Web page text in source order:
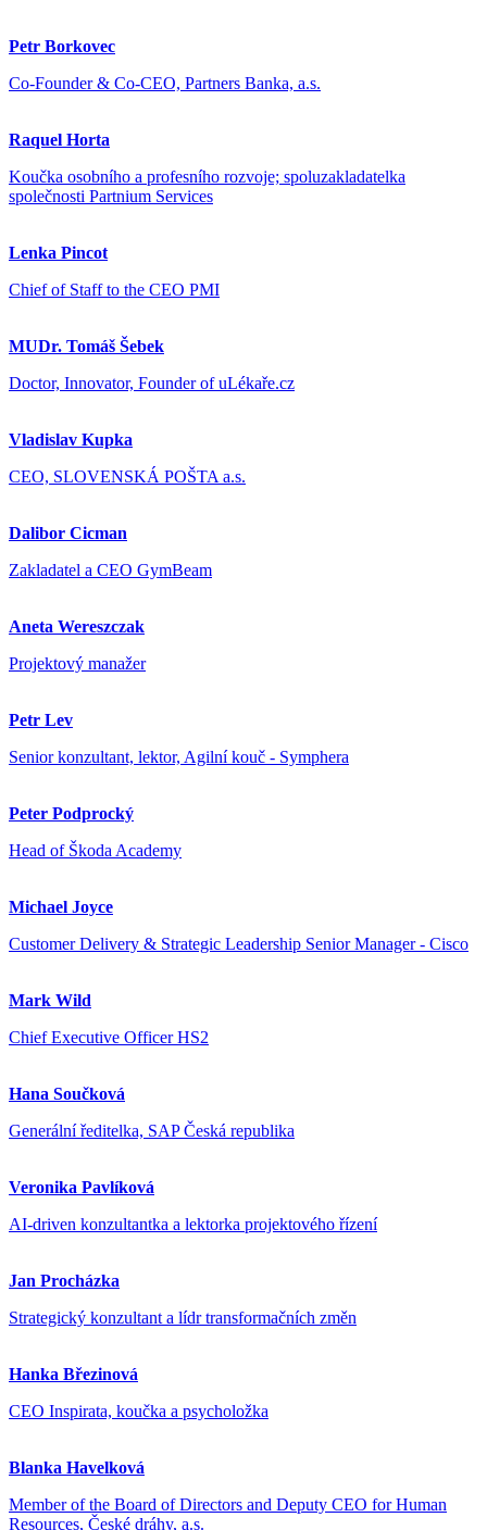
Petr Borkovec
Co-Founder & Co-CEO, Partners Banka, a.s.
Raquel Horta
Koučka osobního a profesního rozvoje; spoluzakladatelka
společnosti Partnium Services
Lenka Pincot
Chief of Staff to the CEO PMI
MUDr. Tomáš Šebek
Doctor, Innovator, Founder of uLékaře.cz
Vladislav Kupka
CEO, SLOVENSKÁ POŠTA a.s.
Dalibor Cicman
Zakladatel a CEO GymBeam
Aneta Wereszczak
Projektový manažer
Petr Lev
Senior konzultant, lektor, Agilní kouč - Symphera
Peter Podprocký
Head of Škoda Academy
Michael Joyce
Customer Delivery & Strategic Leadership Senior Manager - Cisco
Mark Wild
Chief Executive Officer HS2
Hana Součková
Generální ředitelka, SAP Česká republika
Veronika Pavlíková
AI-driven konzultantka a lektorka projektového řízení
Jan Procházka
Strategický konzultant a lídr transformačních změn
Hanka Březinová
CEO Inspirata, koučka a psycholožka
Blanka Havelková
Member of the Board of Directors and Deputy CEO for Human
Resources, České dráhy, a.s.